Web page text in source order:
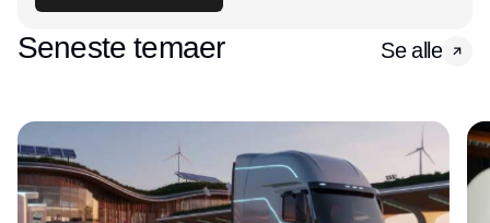
Seneste temaer Se alle